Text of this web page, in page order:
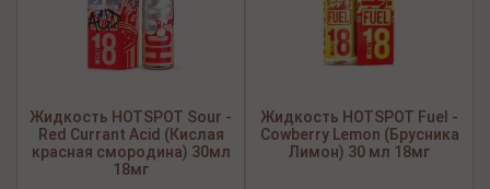
Жидкость HOTSPOT Sour -
Red Currant Acid (Кислая
красная смородина) 30мл
18мг
Жидкость HOTSPOT Fuel -
Cowberry Lemon (Брусника
Лимон) 30 мл 18мг